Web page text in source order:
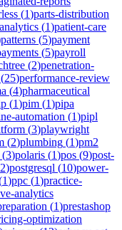
(1)parts-distribution
(1)patient-care
patterns (5)payment
(5)payroll
(2)penetration-
(25)performance-review
(4)pharmaceutical
(1)pim (1)pipa
automation (1)pipl
(3)playwright
(2)plumbing (1)pm2
(3)polaris (1)pos (9)post-
2)postgresql (10)power-
1)ppc (1)practice-
analytics
(1)prestashop
optimization